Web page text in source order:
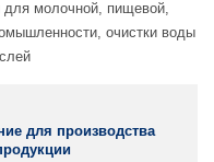
для молочной, пищевой,
очистки воды
для производства